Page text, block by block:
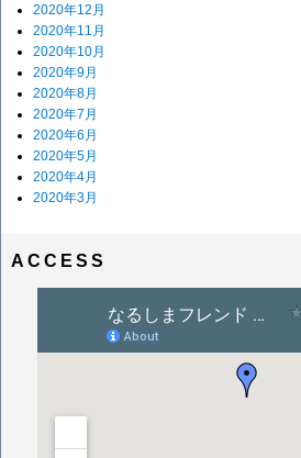
2020年12月
2020年11月
2020年10月
2020年9月
2020年8月
2020年7月
2020年6月
2020年5月
2020年4月
2020年3月
ACCESS